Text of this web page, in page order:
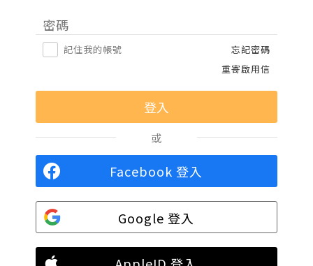
密碼
記住我的帳號
忘記密碼
重寄啟用信
或
Facebook 登入
Google 登入